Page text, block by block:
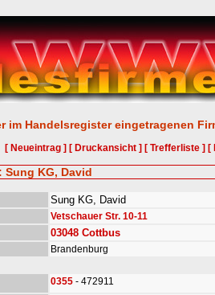
im Handelsregister eingetragenen
[ Neueintrag ] [ Druckansicht ] [ Trefferliste ] [
Sung KG, David
Sung KG, David
Vetschauer Str. 10-11
03048 Cottbus
Brandenburg
0355 - 472911